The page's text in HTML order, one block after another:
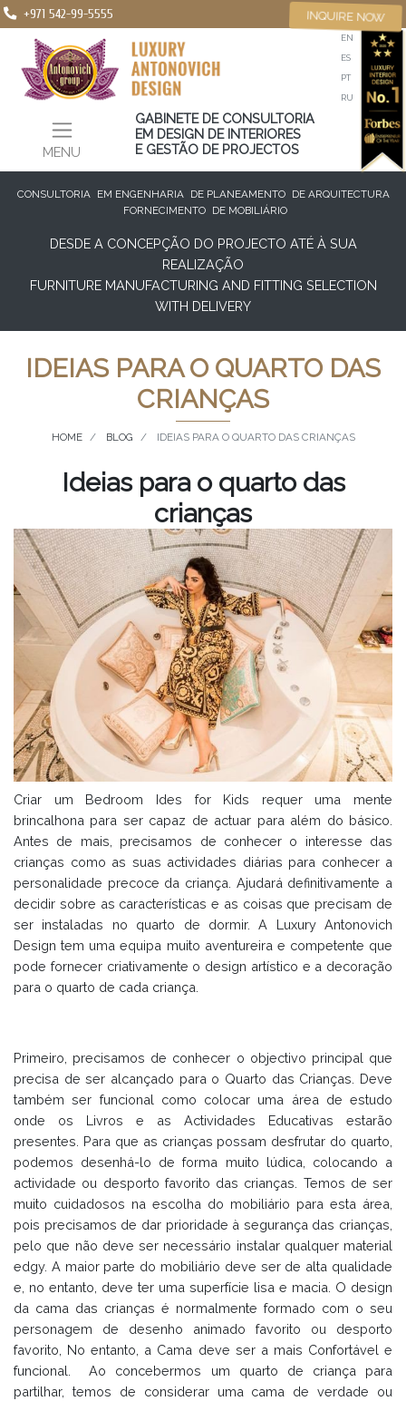
+971 542-99-5555
MENU
EN
ES
PT
RU
GABINETE DE CONSULTORIA
EM DESIGN DE INTERIORES
E GESTÃO DE PROJECTOS
INQUIRE NOW
CONSULTORIA EM ENGENHARIA DE PLANEAMENTO
DE ARQUITECTURA
FORNECIMENTO
DE MOBILIÁRIO
DESDE A CONCEPÇÃO DO PROJECTO ATÉ À SUA
REALIZAÇÃO
FURNITURE MANUFACTURING AND FITTING SELECTION
WITH DELIVERY
IDEIAS PARA O QUARTO DAS
CRIANÇAS
HOME BLOG IDEIAS PARA O QUARTO DAS CRIANÇAS
Ideias para o quarto das
crianças
Criar um Bedroom Ides for Kids requer uma mente
brincalhona para ser capaz de actuar para além do básico.
Antes de mais, precisamos de conhecer o interesse das
crianças como as suas actividades diárias para conhecer a
personalidade precoce da criança. Ajudará definitivamente a
decidir sobre as características e as coisas que precisam de
ser instaladas no quarto de dormir. A Luxury Antonovich
Design tem uma equipa muito aventureira e competente que
pode fornecer criativamente o design artístico e a decoração
para o quarto de cada criança.
Primeiro, precisamos de conhecer o objectivo principal que
precisa de ser alcançado para o Quarto das Crianças. Deve
também ser funcional como colocar uma área de estudo
onde os Livros e as Actividades Educativas estarão
presentes. Para que as crianças possam desfrutar do quarto,
podemos desenhá-lo de forma muito lúdica, colocando a
actividade ou desporto favorito das crianças. Temos de ser
muito cuidadosos na escolha do mobiliário para esta área,
pois precisamos de dar prioridade à segurança das crianças,
pelo que não deve ser necessário instalar qualquer material
edgy. A maior parte do mobiliário deve ser de alta qualidade
e, no entanto, deve ter uma superfície lisa e macia. O design
da cama das crianças é normalmente formado com o seu
personagem de desenho animado favorito ou desporto
favorito, No entanto, a Cama deve ser a mais Confortável e
funcional. Ao concebermos um quarto de criança para
partilhar, temos de considerar uma cama de verdade ou